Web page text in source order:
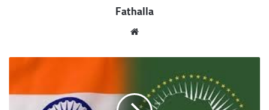
مراعاة للظروف المعيشية والأسرية، لافتاً إلى أن ذلك
يتواكب مع المستوى الراقى والنموذجى داخل المركز
أسرع وقت، وخاصة أنه يستفاد منه أكثر من 15 قرية
بتوابعها بنصر النوبة.
Fathalla
الوي